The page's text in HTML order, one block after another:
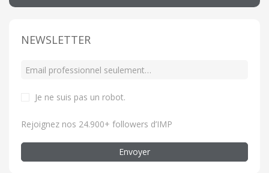
NEWSLETTER
Je ne suis pas un robot.
Rejoignez nos 24.900+ followers d’IMP
Envoyer